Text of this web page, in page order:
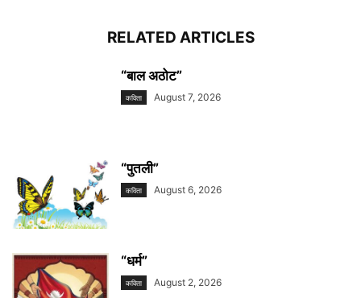
RELATED ARTICLES
“बाल अठोट”
कविता August 7, 2026
“पुतली”
कविता August 6, 2026
“धर्म”
कविता August 2, 2026